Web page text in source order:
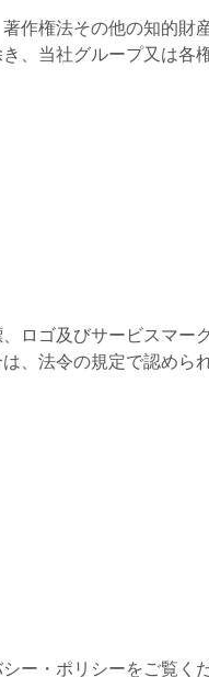
作権法その他の知的財
、当社グループ又は各
ロゴ及びサービスマー
、法令の規定で認めら
ー・ポリシーをご覧くだ